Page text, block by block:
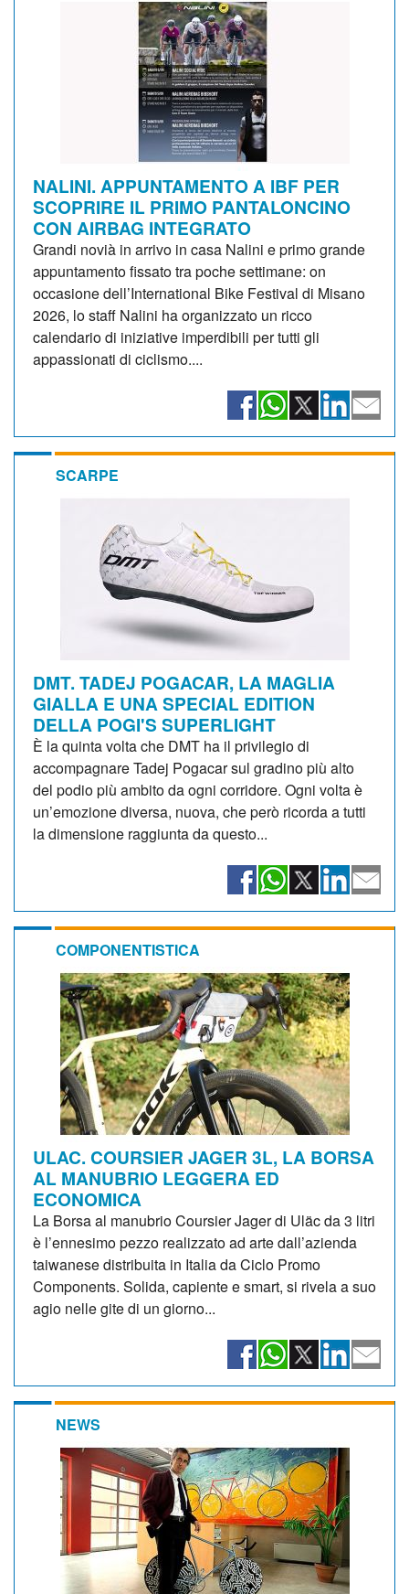
NALINI. APPUNTAMENTO A IBF PER
SCOPRIRE IL PRIMO PANTALONCINO
CON AIRBAG INTEGRATO
Grandi novià in arrivo in casa Nalini e primo grande
appuntamento fissato tra poche settimane: on
occasione dell’International Bike Festival di Misano
2026, lo staff Nalini ha organizzato un ricco
calendario di iniziative imperdibili per tutti gli
appassionati di ciclismo....
SCARPE
DMT. TADEJ POGACAR, LA MAGLIA
GIALLA E UNA SPECIAL EDITION
DELLA POGI'S SUPERLIGHT
È la quinta volta che DMT ha il privilegio di
accompagnare Tadej Pogacar sul gradino più alto
del podio più ambito da ogni corridore. Ogni volta è
un’emozione diversa, nuova, che però ricorda a tutti
la dimensione raggiunta da questo...
COMPONENTISTICA
ULAC. COURSIER JAGER 3L, LA BORSA
AL MANUBRIO LEGGERA ED
ECONOMICA
La Borsa al manubrio Coursier Jager di Uläc da 3 litri
è l’ennesimo pezzo realizzato ad arte dall’azienda
taiwanese distribuita in Italia da Ciclo Promo
Components. Solida, capiente e smart, si rivela a suo
agio nelle gite di un giorno...
NEWS